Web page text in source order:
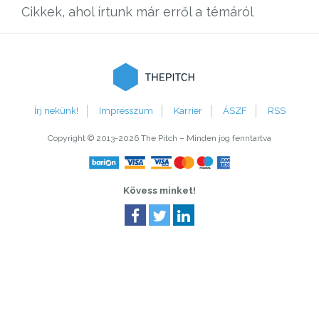
Cikkek, ahol írtunk már erről a témáról
Írj nekünk! Impresszum Karrier ÁSZF RSS
Copyright © 2013-2026 The Pitch – Minden jog fenntartva
Kövess minket!